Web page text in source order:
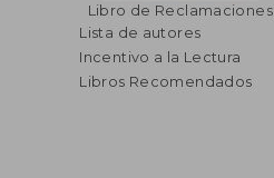
Libro de Reclamaciones
Lista de autores
Incentivo a la Lectura
Libros Recomendados